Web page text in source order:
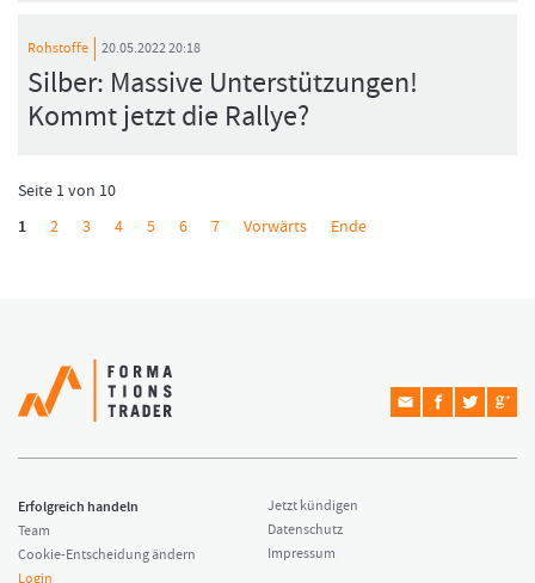
Rohstoffe 20.05.2022 20:18
Silber: Massive Unterstützungen!
Kommt jetzt die Rallye?
Seite 1 von 10
1
2 3 4 5 6 7 Vorwärts Ende
Erfolgreich handeln
Team
Cookie-Entscheidung ändern
Login
Jetzt kündigen
Datenschutz
Impressum